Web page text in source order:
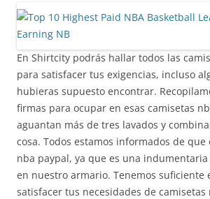
En Shirtcity podrás hallar todos las
para satisfacer tus exigencias, incluso
hubieras supuesto encontrar.
firmas para ocupar en esas camisetas
aguantan más de tres lavados y
cosa. Todos estamos informados de que
nba paypal, ya que es una
en nuestro armario. Tenemos suficiente
satisfacer tus necesidades de camisetas